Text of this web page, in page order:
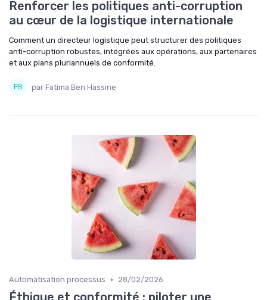
Renforcer les politiques anti-corruption
au cœur de la logistique internationale
Comment un directeur logistique peut structurer des politiques
anti-corruption robustes, intégrées aux opérations, aux partenaires
et aux plans pluriannuels de conformité.
par Fatima Ben Hassine
Automatisation processus • 28/02/2026
Éthique et conformité : piloter une